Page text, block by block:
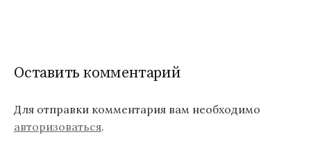
Оставить комментарий
Для отправки комментария вам необходимо
авторизоваться.